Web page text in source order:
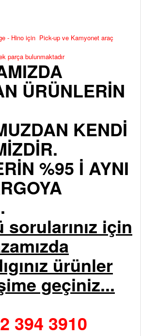
- Hino için Pick-up ve Kamyonet araç
parça bulunmaktadır
ÜRÜNLERİN
KENDİ
%95 İ AYNI
için
ürünler
geçiniz...
394 3910